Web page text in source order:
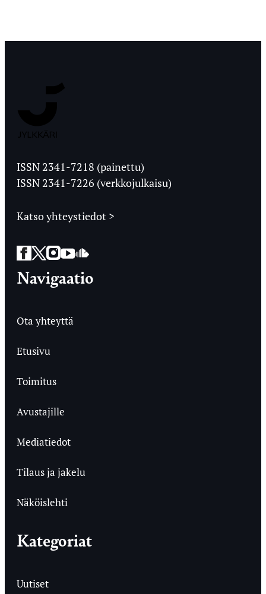
Ylioppilaslehti
ISSN 2341-7218 (painettu)
ISSN 2341-7226 (verkkojulkaisu)
Katso yhteystiedot >
Facebook
Twitter
Instagram
YouTube
SoundCloud
Navigaatio
Ota yhteyttä
Etusivu
Toimitus
Avustajille
Mediatiedot
Tilaus ja jakelu
Näköislehti
Kategoriat
Uutiset